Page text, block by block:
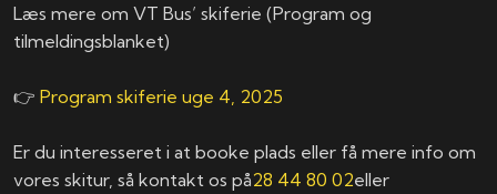
Læs mere om VT Bus’ skiferie (Program og
tilmeldingsblanket)
👉Program skiferie uge 4, 2025
Er du interesseret i at booke plads eller få mere info om
vores skitur, så kontakt os på28 44 80 02eller